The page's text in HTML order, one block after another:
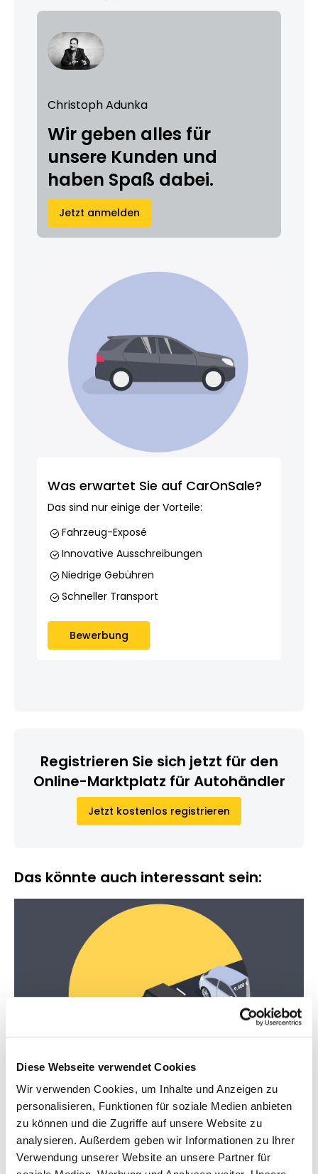
Diese Webseite verwendet Cookies
Wir verwenden Cookies, um Inhalte und Anzeigen zu
personalisieren, Funktionen für soziale Medien anbieten
zu können und die Zugriffe auf unsere Website zu
analysieren. Außerdem geben wir Informationen zu Ihrer
Verwendung unserer Website an unsere Partner für
Registrieren Sie sich jetzt für den
Online-Marktplatz für Autohändler
Jetzt kostenlos registrieren
Christoph Adunka
Wir geben alles für
unsere Kunden und
haben Spaß dabei.
Jetzt anmelden
Was erwartet Sie auf CarOnSale?
Das sind nur einige der Vorteile:
Fahrzeug-Exposé
Innovative Ausschrei­bungen
Niedrige Gebühren
Schneller Transport
Bewerbung
Das könnte auch interessant sein:
Diesel verkaufen
Es ist ganz sicher keine Übertreibung zu sagen, dass die
deutsche Automobilindustrie im Herbst 2015 in ihren
Grundfesten erschüttert wurde. Es war tatsächlich...